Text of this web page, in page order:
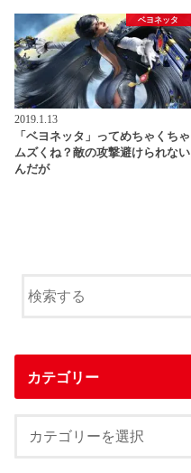
ベヨネッタ
2019.1.13
「ベヨネッタ」ってめちゃくちゃ
ムズくね？敵の攻撃避けられない
んだが
カテゴリー